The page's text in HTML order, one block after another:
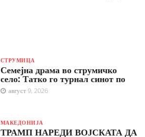
СТРУМИЦА
Семејна драма во струмичко
село: Татко го турнал синот по
август 9, 2026
МАКЕДОНИЈА
ТРАМП НАРЕДИ ВОЈСКАТА ДА